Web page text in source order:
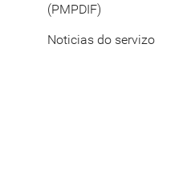
(PMPDIF)
Noticias do servizo